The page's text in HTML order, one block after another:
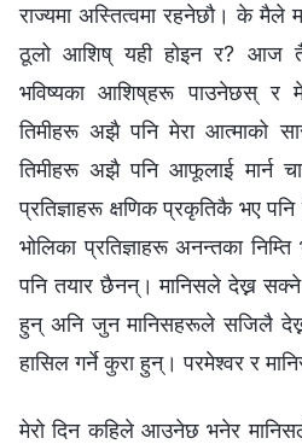
राज्यमा अस्तित्वमा रहनेछौ। के मैले
ठूलो आशिष् यही होइन र? आज
भविष्यका आशिष्‌हरू पाउनेछस् र
तिमीहरू अझै पनि मेरा आत्माको
तिमीहरू अझै पनि आफूलाई मार्न
प्रतिज्ञाहरू क्षणिक प्रकृतिकै भए
भोलिका प्रतिज्ञाहरू अनन्तका
पनि तयार छैनन्। मानिसले देख्न
हुन् अनि जुन मानिसहरूले सजिलै
हासिल गर्ने कुरा हुन्। परमेश्‍वर र
मेरो दिन कहिले आउनेछ भनेर